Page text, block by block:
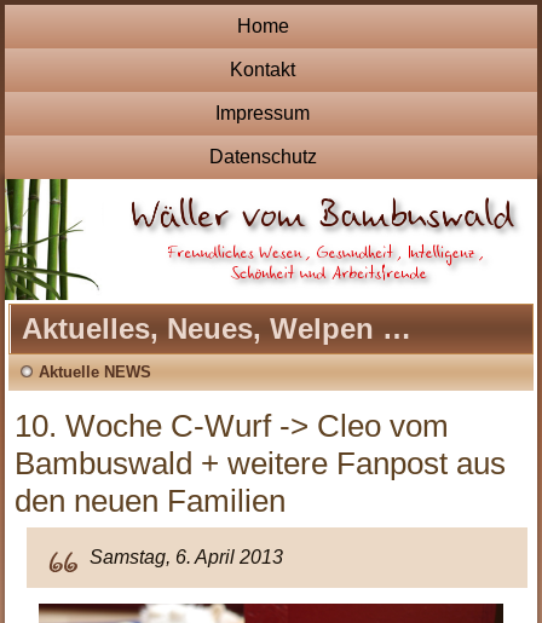
Home
Kontakt
Impressum
Datenschutz
Aktuelles, Neues, Welpen …
Aktuelle NEWS
10. Woche C-Wurf -> Cleo vom
Bambuswald + weitere Fanpost aus
den neuen Familien
Samstag, 6. April 2013